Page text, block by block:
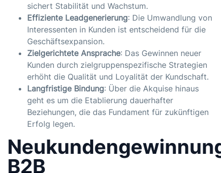
sichert Stabilität und Wachstum.
Effiziente Leadgenerierung: Die Umwandlung von
Interessenten in Kunden ist entscheidend für die
Geschäftsexpansion.
Zielgerichtete Ansprache: Das Gewinnen neuer
Kunden durch zielgruppenspezifische Strategien
erhöht die Qualität und Loyalität der Kundschaft.
Langfristige Bindung: Über die Akquise hinaus
geht es um die Etablierung dauerhafter
Beziehungen, die das Fundament für zukünftigen
Erfolg legen.
B2B